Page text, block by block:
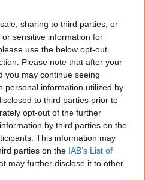
sharing to third parties, or
sensitive information for
use the below opt-out
Please note that after your
you may continue seeing
personal information utilized by
to third parties prior to
opt-out of the further
by third parties on the
This information may
parties on the IAB’s List of
may further disclose it to other
gördülékenyebb
reggel fél nyolctól a röszkei
szünetel a
történő határátléptetés. A
zavartalan az
A Csongrád-Csanád
valamint...